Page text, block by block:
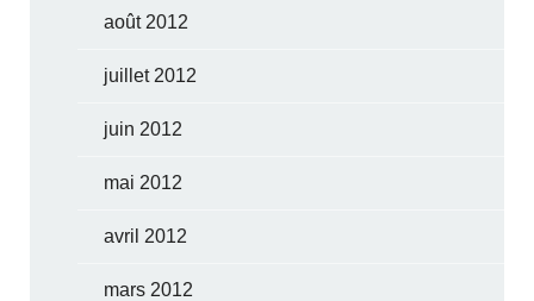
août 2012
juillet 2012
juin 2012
mai 2012
avril 2012
mars 2012